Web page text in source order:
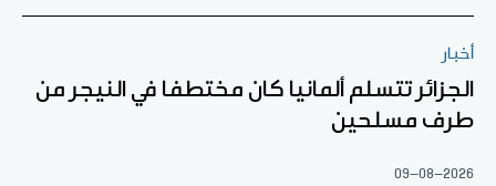
أخبار
الجزائر تتسلم ألمانيا كان مختطفا في النيجر من
طرف مسلحين
09-08-2026